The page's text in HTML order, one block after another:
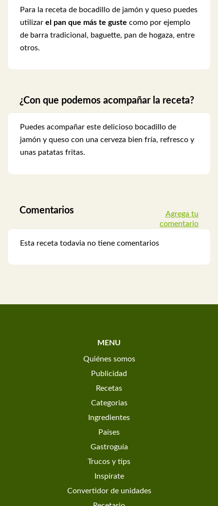
Para la receta de bocadillo de jamón y queso puedes
utilizar el pan que más te guste como por ejemplo
de barra tradicional, baguette, pan de hogaza, entre
otros.
¿Con que podemos acompañar la receta?
Puedes acompañar este delicioso bocadillo de
jamón y queso con una cerveza bien fría, refresco y
unas patatas fritas.
Comentarios
Agrega tu
comentario
Esta receta todavia no tiene comentarios
MENU
Quiénes somos
Publicidad
Recetas
Categorias
Ingredientes
Países
Gastroguía
Trucos y tips
Inspírate
Convertidor de unidades